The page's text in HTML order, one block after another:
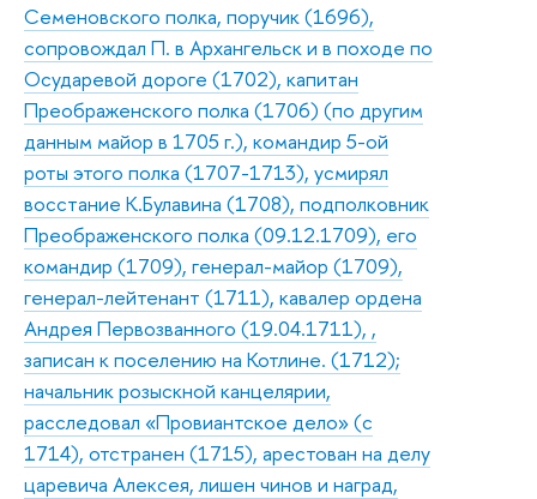
Семеновского полка, поручик (1696),
сопровождал П. в Архангельск и в походе по
Осударевой дороге (1702), капитан
Преображенского полка (1706) (по другим
данным майор в 1705 г.), командир 5-ой
роты этого полка (1707-1713), усмирял
восстание К.Булавина (1708), подполковник
Преображенского полка (09.12.1709), его
командир (1709), генерал-майор (1709),
генерал-лейтенант (1711), кавалер ордена
Андрея Первозванного (19.04.1711), ,
записан к поселению на Котлине. (1712);
начальник розыскной канцелярии,
расследовал «Провиантское дело» (с
1714), отстранен (1715), арестован на делу
царевича Алексея, лишен чинов и наград,